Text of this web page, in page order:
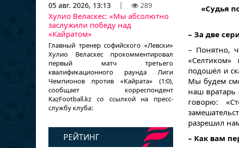
05 авг. 2026, 13:13 289
Хулио Веласкес: «Мы абсолютно
заслужили победу над
«Кайратом»
Главный тренер софийского «Левски»
Хулио Веласкес прокомментировал
первый матч третьего
квалификационного раунда Лиги
Чемпионов против «Кайрата» (1:0),
сообщает корреспондент
KazFootball.kz со ссылкой на пресс-
службу клуба:
РЕЙТИНГ
«Судья
– За две
– Понятно,
подошёл и
Мы будем
наш вратарь
говорю:
разрешил
– Как вам